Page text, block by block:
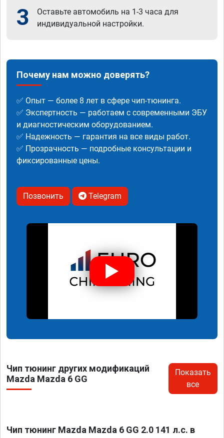
3
Оставьте автомобиль на 1-3 часа для
индивидуальной настройки.
Почему нам можно доверять?
✅ Опыт — более 8 лет в сфере чип-тюнинга.
✅ Экспертность — работаем с современными ЭБУ
и диагностическим оборудованием.
✅ Надежность — гарантия на все виды работ.
✅ Прозрачность — подробные консультации и
фиксированные цены.
Позвонить Telegram
Чип тюнинг других модификаций
Mazda Mazda 6 GG
Показать
все
Чип тюнинг Mazda Mazda 6 GG 2.0 141 л.с. в